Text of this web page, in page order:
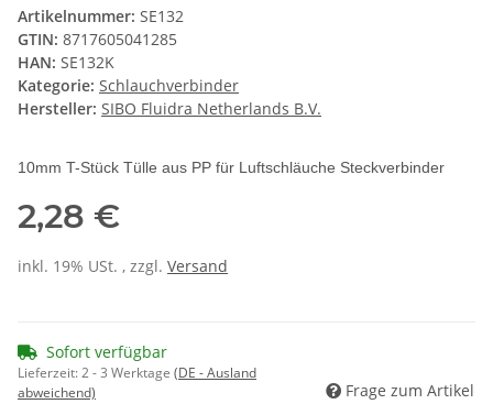
Artikelnummer: SE132
GTIN: 8717605041285
HAN: SE132K
Kategorie: Schlauchverbinder
Hersteller: SIBO Fluidra Netherlands B.V.
10mm T-Stück Tülle aus PP für Luftschläuche Steckverbinder
2,28 €
inkl. 19% USt. , zzgl. Versand
Sofort verfügbar
Lieferzeit:2 - 3 Werktage (DE - Ausland
abweichend)
Frage zum Artikel